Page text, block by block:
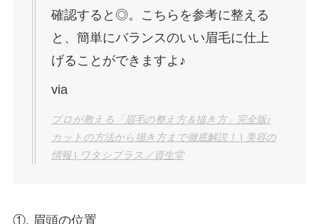
確認すると◎。こちらを参考に整える
と、簡単にバランスのいい眉毛に仕上
げることができますよ♪
via
プロが教える「眉毛の整え方＆描き方」完全版♪
カットの方法から描き方まで徹底解説！ | 美容の
情報 | ワタシプラス／資生堂
①. 眉頭の位置